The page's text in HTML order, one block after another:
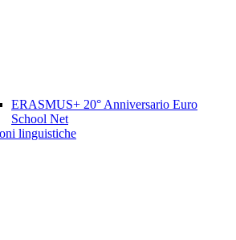
ERASMUS+ 20° Anniversario Euro
School Net
linguistiche